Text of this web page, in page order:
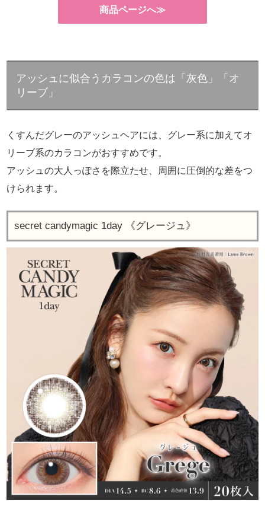
商品ページへ≫
アッシュに似合うカラコンの色は「灰色」「オ
リーブ」
くすんだグレーのアッシュヘアには、グレー系に加えてオ
リーブ系のカラコンがおすすめです。
アッシュの大人っぽさを際立たせ、周囲に圧倒的な差をつ
けられます。
secret candymagic 1day 《グレージュ》